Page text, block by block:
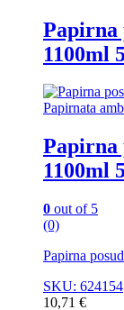
Papirna
1100ml
Papirnata
Papirna
1100ml
0 out of 5
(0)
Papirna
SKU: 624154
10,71 €